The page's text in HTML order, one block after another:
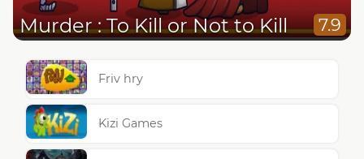
Murder : To Kill or Not to Kill 7.9
Friv hry
Kizi Games